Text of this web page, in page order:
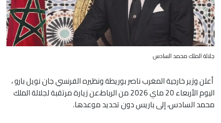
جلالة الملك محمد السادس
أعلن وزير خارجية المغرب ناصر بوريطة ونظيره الفرنسي جان نويل بارو ،
اليوم الأربعاء 20 ماي 2026 من الرباط،عن زيارة مرتقبة لجلالة الملك
محمد السادس، إلى باريس دون تحديد موعدها.